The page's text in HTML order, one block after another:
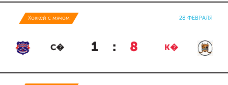
Хоккей с мячом 28 ФЕВРАЛЯ
С� 1 : 8 К�